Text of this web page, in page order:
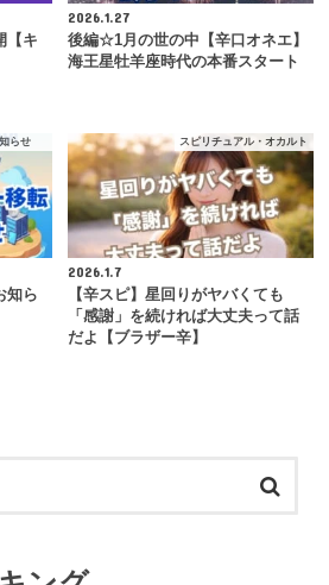
【キ
2026.1.27
後編☆1月の世の中【辛口オネエ】
海王星牡羊座時代の本番スタート
らせ
知ら
スピリチュアル・オカルト
2026.1.7
【辛スピ】星回りがヤバくても
「感謝」を続ければ大丈夫って話
だよ【ブラザー辛】